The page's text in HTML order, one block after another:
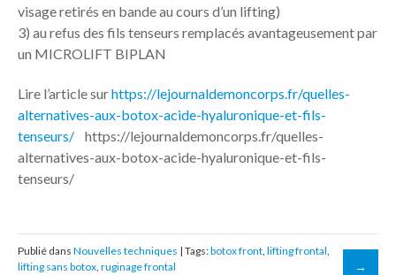
visage retirés en bande au cours d’un lifting)
3) au refus des fils tenseurs remplacés avantageusement par
un MICROLIFT BIPLAN
Lire l’article surhttps://lejournaldemoncorps.fr/quelles-
alternatives-aux-botox-acide-hyaluronique-et-fils-
tenseurs/ https://lejournaldemoncorps.fr/quelles-
alternatives-aux-botox-acide-hyaluronique-et-fils-
tenseurs/
Publié dans Nouvelles techniques | Tags:botox front, lifting frontal,
lifting sans botox, ruginage frontal